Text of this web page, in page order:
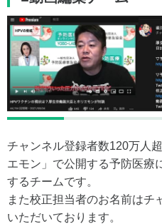
チャンネル登録者数120万人
エモン」で公開する予防医療
するチームです。
また校正担当者のお名前はチ
いただいております。